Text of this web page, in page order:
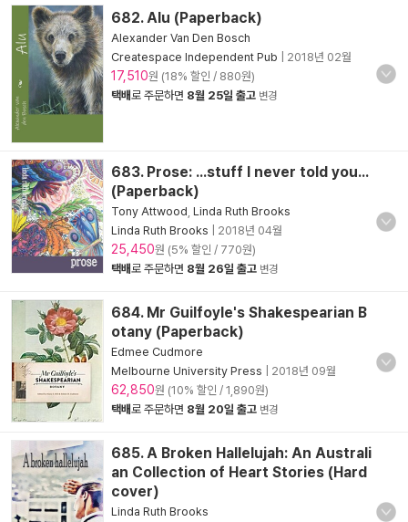
682. Alu (Paperback)
Alexander Van Den Bosch
Createspace Independent Pub
2018년 02월
17,510원 (18% 할인 / 880원)
택배로 주문하면 8월 25일 출고 변경
683. Prose: ...stuff I never told you...
(Paperback)
Tony Attwood Linda Ruth Brooks
Linda Ruth Brooks
2018년 04월
25,450원 (5% 할인 / 770원)
택배로 주문하면 8월 26일 출고 변경
684. Mr Guilfoyle's Shakespearian B
otany (Paperback)
Edmee Cudmore
Melbourne University Press
2018년 09월
62,850원 (10% 할인 / 1,890원)
택배로 주문하면 8월 20일 출고 변경
685. A Broken Hallelujah: An Australi
an Collection of Heart Stories (Hard
cover)
Linda Ruth Brooks